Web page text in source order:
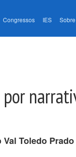
Congressos IES Sobre
Toledo Prado